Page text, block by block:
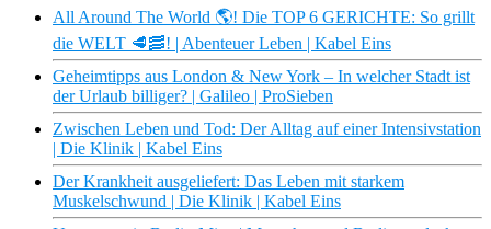
All Around The World 🌎​! Die TOP 6 GERICHTE: So grillt
die WELT 🥩​🥓​! | Abenteuer Leben | Kabel Eins
Geheimtipps aus London & New York – In welcher Stadt ist
der Urlaub billiger? | Galileo | ProSieben
Zwischen Leben und Tod: Der Alltag auf einer Intensivstation
| Die Klinik | Kabel Eins
Der Krankheit ausgeliefert: Das Leben mit starkem
Muskelschwund | Die Klinik | Kabel Eins